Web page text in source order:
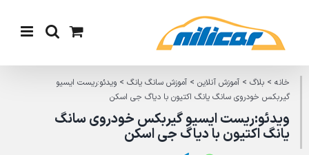
content
خانه> بلاگ> آموزش آنلاین> آموزش سانگ یانگ> ویدئو:ریست ایسیو
گیربکس خودروی سانگ یانگ اکتیون با دیاگ جی اسکن
ویدئو:ریست ایسیو گیربکس خودروی سانگ
یانگ اکتیون با دیاگ جی اسکن